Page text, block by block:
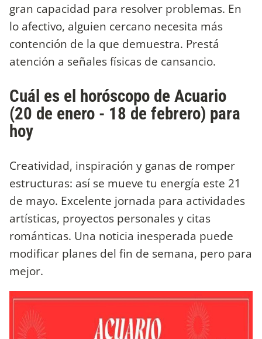
gran capacidad para resolver problemas. En
lo afectivo, alguien cercano necesita más
contención de la que demuestra. Prestá
atención a señales físicas de cansancio.
Cuál es el horóscopo de Acuario
(20 de enero - 18 de febrero) para
hoy
Creatividad, inspiración y ganas de romper
estructuras: así se mueve tu energía este 21
de mayo. Excelente jornada para actividades
artísticas, proyectos personales y citas
románticas. Una noticia inesperada puede
modificar planes del fin de semana, pero para
mejor.